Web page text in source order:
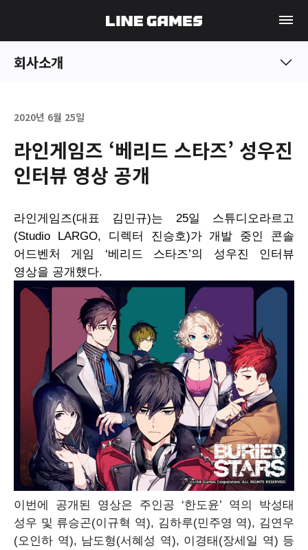
회사소개
2020년 6월 25일
라인게임즈 ‘베리드 스타즈’ 성우진
인터뷰 영상 공개
라인게임즈(대표 김민규)는 25일 스튜디오라르고
(Studio LARGO, 디렉터 진승호)가 개발 중인 콘솔
어드벤처 게임 ‘베리드 스타즈’의 성우진 인터뷰
영상을 공개했다.
이번에 공개된 영상은 주인공 ‘한도윤’ 역의 박성태
성우 및 류승곤(이규혁 역), 김하루(민주영 역), 김연우
(오인하 역), 남도형(서혜성 역), 이경태(장세일 역) 등